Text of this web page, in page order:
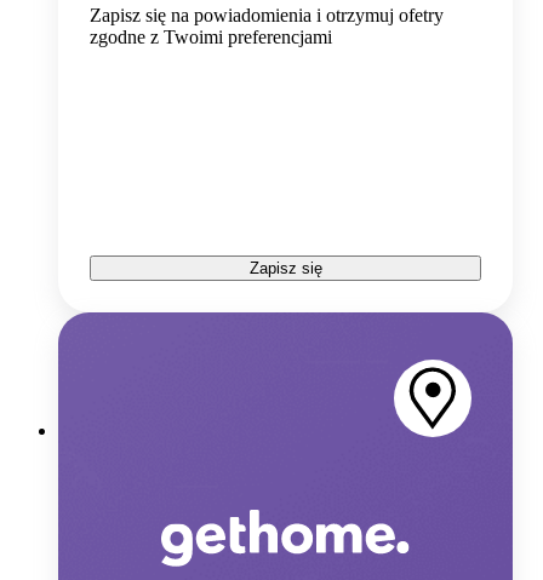
Zapisz się na powiadomienia i otrzymuj ofetry
zgodne z Twoimi preferencjami
Zapisz się